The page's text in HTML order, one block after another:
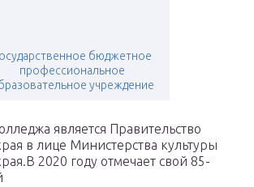
бюджетное
профессиональное
учреждение
является Правительство
в лице Министерства культуры
2020 году отмечает свой 85-